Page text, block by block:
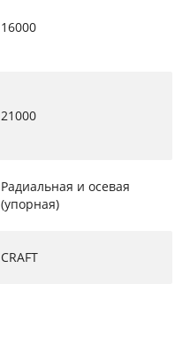
16000
21000
Радиальная и осевая
(упорная)
CRAFT